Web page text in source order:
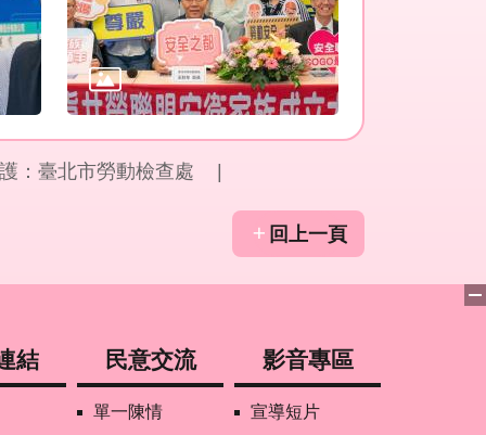
：臺北市勞動檢查處
回上一頁
結 民意交流
單一陳情
影音專區
宣導短片